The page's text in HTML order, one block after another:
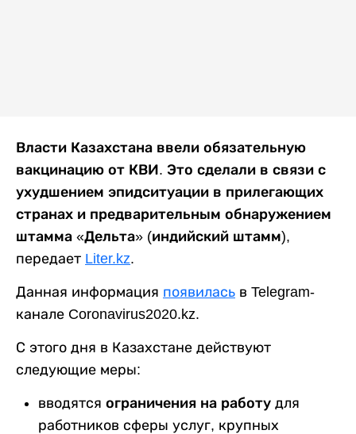
Власти Казахстана ввели обязательную
вакцинацию от КВИ. Это сделали в связи с
ухудшением эпидситуации в прилегающих
странах и предварительным обнаружением
штамма «Дельта» (индийский штамм),
передает Liter.kz.
Данная информация появилась в Telegram-
канале Coronavirus2020.kz.
С этого дня в Казахстане действуют
следующие меры:
вводятся ограничения на работу для
работников сферы услуг, крупных